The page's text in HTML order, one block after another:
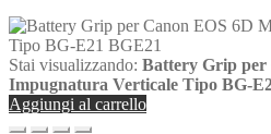
Stai visualizzando: Battery Grip
Impugnatura Verticale Tipo BG-
Aggiungi al carrello